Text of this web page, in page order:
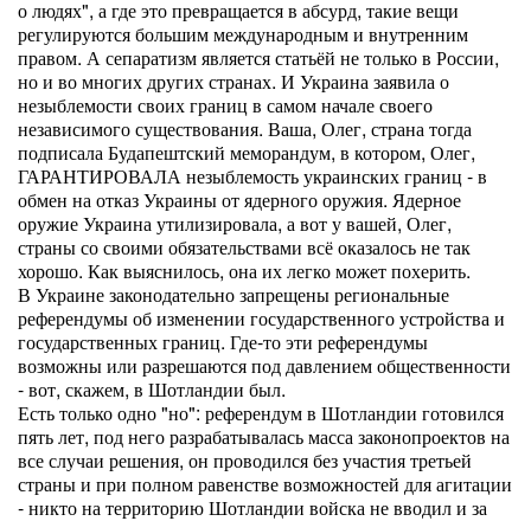
о людях", а где это превращается в абсурд, такие вещи
регулируются большим международным и внутренним
правом. А сепаратизм является статьёй не только в России,
но и во многих других странах. И Украина заявила о
незыблемости своих границ в самом начале своего
независимого существования. Ваша, Олег, страна тогда
подписала Будапештский меморандум, в котором, Олег,
ГАРАНТИРОВАЛА незыблемость украинских границ - в
обмен на отказ Украины от ядерного оружия. Ядерное
оружие Украина утилизировала, а вот у вашей, Олег,
страны со своими обязательствами всё оказалось не так
хорошо. Как выяснилось, она их легко может похерить.
В Украине законодательно запрещены региональные
референдумы об изменении государственного устройства и
государственных границ. Где-то эти референдумы
возможны или разрешаются под давлением общественности
- вот, скажем, в Шотландии был.
Есть только одно "но": референдум в Шотландии готовился
пять лет, под него разрабатывалась масса законопроектов на
все случаи решения, он проводился без участия третьей
страны и при полном равенстве возможностей для агитации
- никто на территорию Шотландии войска не вводил и за